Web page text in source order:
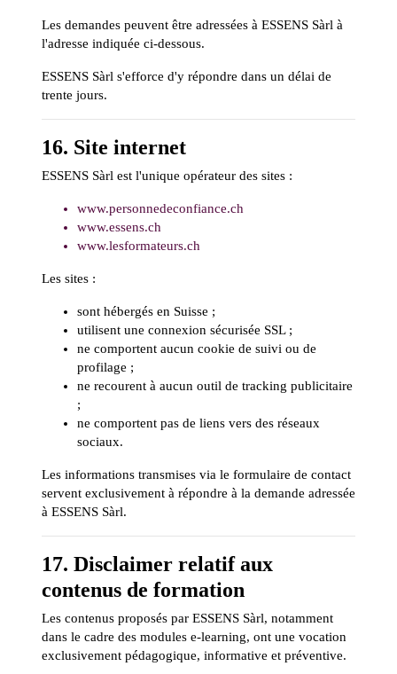
Les demandes peuvent être adressées à ESSENS Sàrl à
l'adresse indiquée ci-dessous.
ESSENS Sàrl s'efforce d'y répondre dans un délai de
trente jours.
16. Site internet
ESSENS Sàrl est l'unique opérateur des sites :
www.personnedeconfiance.ch
www.essens.ch
www.lesformateurs.ch
Les sites :
sont hébergés en Suisse ;
utilisent une connexion sécurisée SSL ;
ne comportent aucun cookie de suivi ou de
profilage ;
ne recourent à aucun outil de tracking publicitaire
;
ne comportent pas de liens vers des réseaux
sociaux.
Les informations transmises via le formulaire de contact
servent exclusivement à répondre à la demande adressée
à ESSENS Sàrl.
17. Disclaimer relatif aux
contenus de formation
Les contenus proposés par ESSENS Sàrl, notamment
dans le cadre des modules e-learning, ont une vocation
exclusivement pédagogique, informative et préventive.